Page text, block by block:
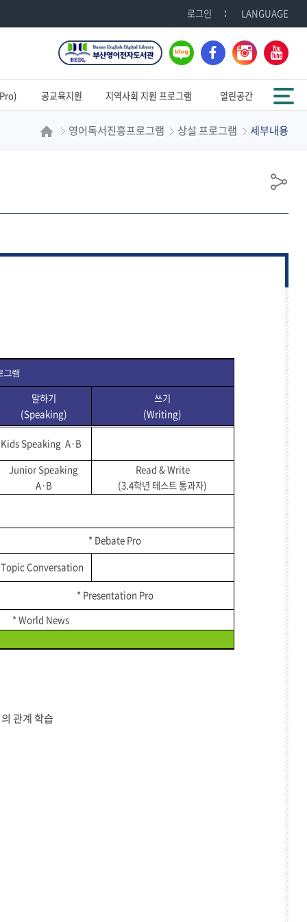
로그인 LANGUAGE
블
로
그
페
이
스
인
스
타
그
램
유
튜
브
공교육지원 지역사회 지원 프로그램 열린공간
전체메뉴
영어독서진흥프로그램 상설 프로그램 세부내용
공
그램
말하기
(Speaking)
쓰기
(Writing)
Kids Speaking A·B
Junior Speaking
A·B
Read & Write
(3.4학년 테스트 통과자)
* Debate Pro
Topic Conversation
* Presentation Pro
* World News
관계 학습